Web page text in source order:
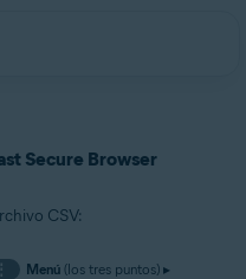
Secure Browser
CSV:
⋮ Menú(los tres puntos) ▸